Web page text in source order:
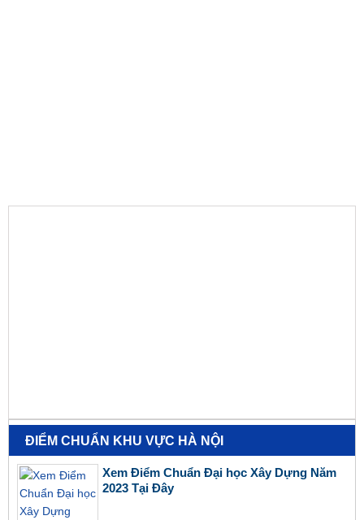
ĐIỂM CHUẨN KHU VỰC HÀ NỘI
Xem Điểm Chuẩn Đại học Xây Dựng Năm
2023 Tại Đây